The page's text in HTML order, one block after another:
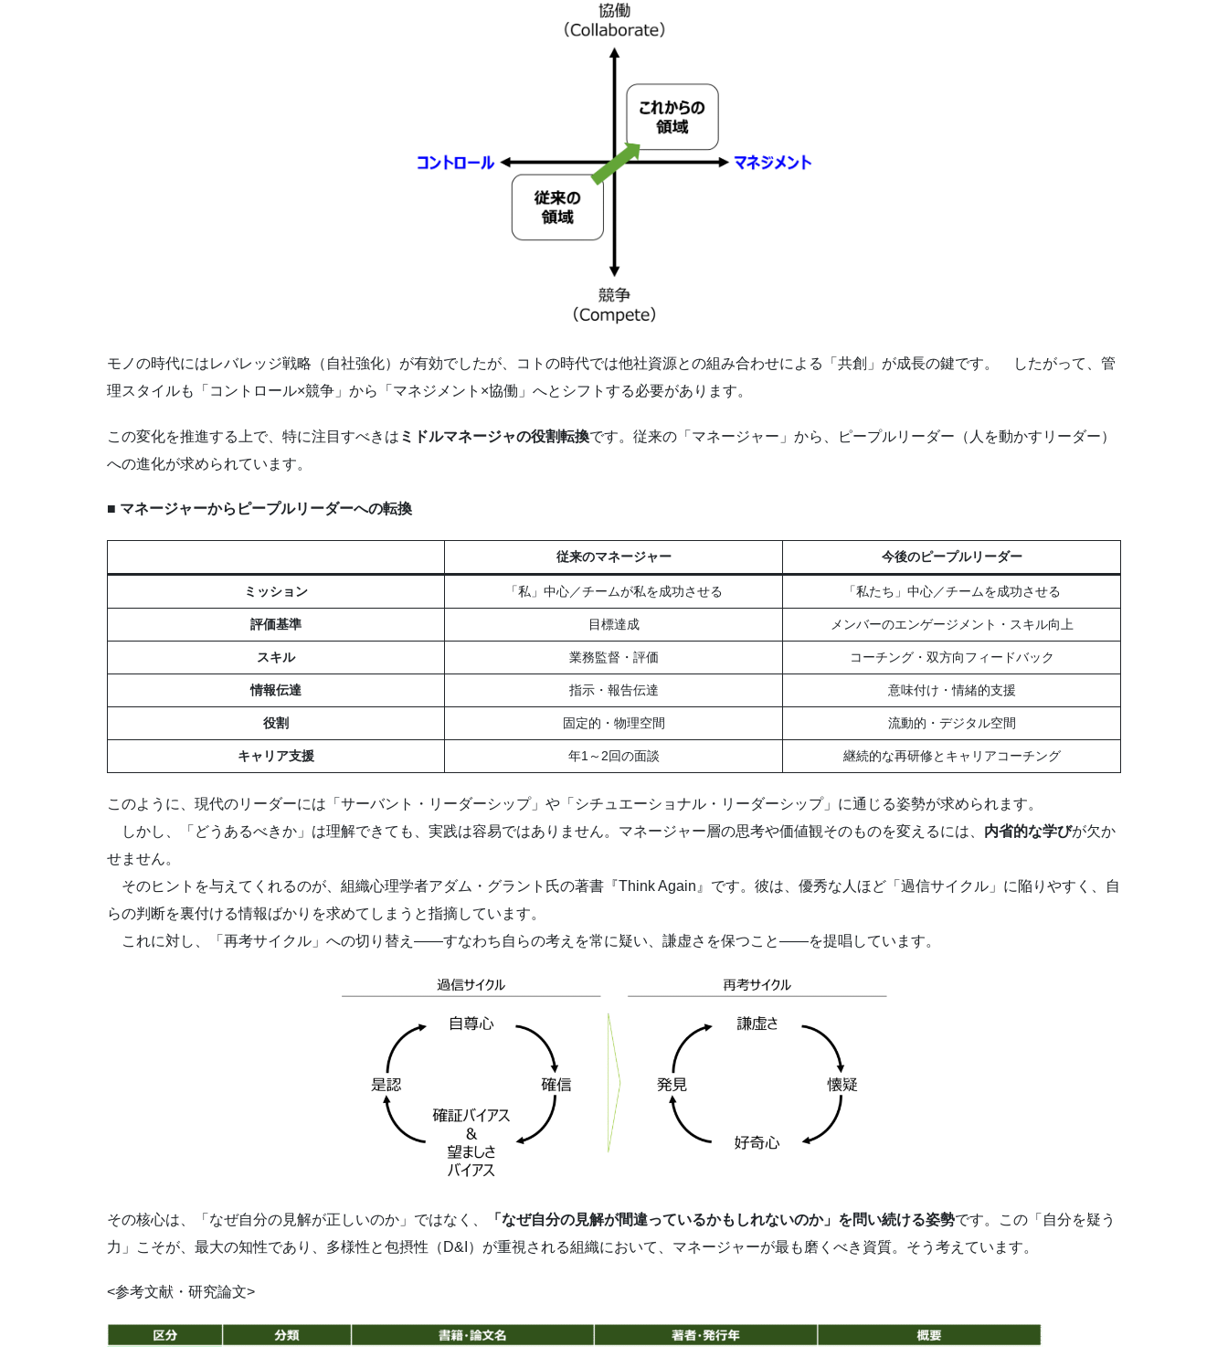
モノの時代にはレバレッジ戦略（自社強化）が有効でしたが、コトの時代では他社資源との組み合わせによる「共創」が成長の鍵です。 したがって、管
理スタイルも「コントロール×競争」から「マネジメント×協働」へとシフトする必要があります。
この変化を推進する上で、特に注目すべきは ミドルマネージャの役割転換です。従来の「マネージャー」から、ピープルリーダー（人を動かすリーダー）
への進化が求められています。
■ マネージャーからピープルリーダーへの転換
従来のマネージャー 今後のピープルリーダー
ミッション 「私」中心／チームが私を成功させる 「私たち」中心／チームを成功させる
評価基準 目標達成 メンバーのエンゲージメント・スキル向上
スキル 業務監督・評価 コーチング・双方向フィードバック
情報伝達 指示・報告伝達 意味付け・情緒的支援
役割 固定的・物理空間 流動的・デジタル空間
キャリア支援 年1～2回の面談 継続的な再研修とキャリアコーチング
このように、現代のリーダーには「サーバント・リーダーシップ」や「シチュエーショナル・リーダーシップ」に通じる姿勢が求められます。
しかし、「どうあるべきか」は理解できても、実践は容易ではありません。マネージャー層の思考や価値観そのものを変えるには、 内省的な学びが欠か
せません。
そのヒントを与えてくれるのが、組織心理学者アダム・グラント氏の著書『Think Again』です。彼は、優秀な人ほど「過信サイクル」に陥りやすく、自
らの判断を裏付ける情報ばかりを求めてしまうと指摘しています。
これに対し、「再考サイクル」への切り替え――すなわち自らの考えを常に疑い、謙虚さを保つこと――を提唱しています。
その核心は、「なぜ自分の見解が正しいのか」ではなく、 「なぜ自分の見解が間違っているかもしれないのか」を問い続ける姿勢です。この「自分を疑う
力」こそが、最大の知性であり、多様性と包摂性（D&I）が重視される組織において、マネージャーが最も磨くべき資質。そう考えています。
<参考文献・研究論文>